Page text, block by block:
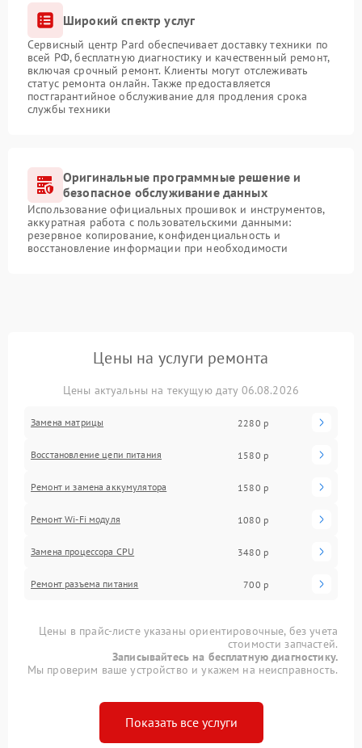
Широкий спектр услуг
Сервисный центр Pard обеспечивает доставку техники по
всей РФ, бесплатную диагностику и качественный ремонт,
включая срочный ремонт. Клиенты могут отслеживать
статус ремонта онлайн. Также предоставляется
постгарантийное обслуживание для продления срока
службы техники
Оригинальные программные решение и
безопасное обслуживание данных
Использование официальных прошивок и инструментов,
аккуратная работа с пользовательскими данными:
резервное копирование, конфиденциальность и
восстановление информации при необходимости
Цены на услуги ремонта
Цены актуальны на текущую дату 06.08.2026
Замена матрицы 2280 р
Восстановление цепи питания 1580 р
Ремонт и замена аккумулятора 1580 р
Ремонт Wi-Fi модуля 1080 р
Замена процессора CPU 3480 р
Ремонт разъема питания 700 р
Цены в прайс-листе указаны ориентировочные, без учета
стоимости запчастей.
Записывайтесь на бесплатную диагностику.
Мы проверим ваше устройство и укажем на неисправность.
Показать все услуги